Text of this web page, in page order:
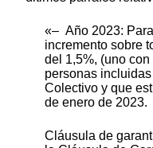
«– Año 2023:
incremento sobre
del 1,5%, (uno
personas
Colectivo y que
de enero de 2023.
Cláusula de